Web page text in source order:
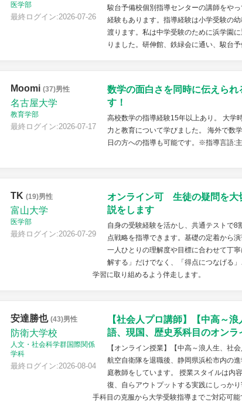
医学部
最終ログイン:2026-07-26
駿台予備校個別指導センターの講師をや
経験もあります。指導経験は小学受験の
渡ります。私は中学受験のために浜学園
りました。研伸館、鉄緑会に通い、駿台
Moomi (37)男性
名古屋大学
教育学部
最終ログイン:2026-07-17
数学の面白さを同時に伝えられ
す！
高校数学の指導経験15年以上あり。 大学
力と教育について学びました。 海外で数
日の方への指導も可能です。※指導言語:
TK (19)男性
富山大学
医学部
最終ログイン:2026-07-29
オンライン可 生徒の疑問を大
説をします
自身の受験経験を活かし、共通テストで8
点戦略を指導できます。基礎の定着から
一人ひとりの理解度や目標に合わせて丁
解する」だけでなく、「得点につなげる
学習に取り組めるよう伴走します。
安達勝也 (43)男性
防衛大学校
人文・社会科学群国際関係
学科
最終ログイン:2026-08-04
【社会人プロ講師】【中高～
語、現国、歴史系科目のオンラ
【オンライン授業】【中高～浪人生、社
航空自衛隊を退職後、静岡県浜松市内の
庭教師をしています。 授業スタイルは内
復、自らアウトプットする実践にしっか
手科目の克服から大学受験指導までご対応可能